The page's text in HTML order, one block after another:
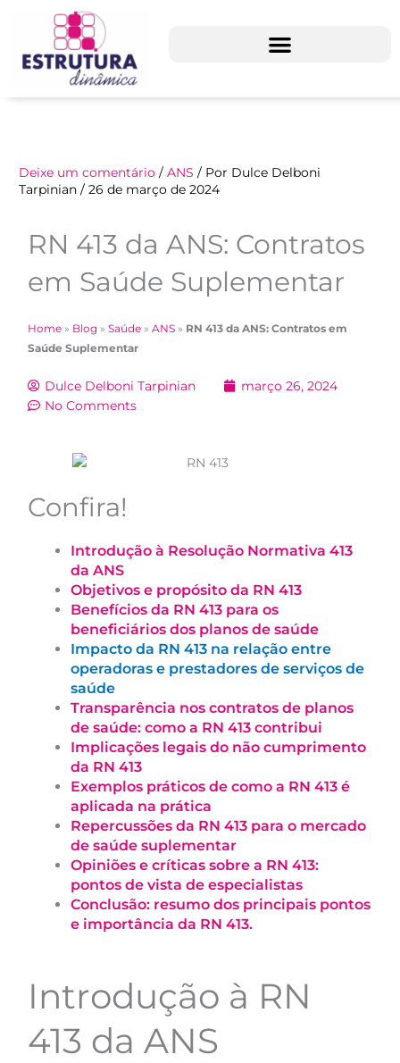
conteúdo
Deixe um comentário /ANS / Por Dulce Delboni
Tarpinian/26 de março de 2024
RN 413 da ANS: Contratos
em Saúde Suplementar
Home » Blog »Saúde »ANS » RN 413 da ANS: Contratos em
Saúde Suplementar
Dulce Delboni Tarpinian
março 26, 2024
No Comments
Confira!
Introdução à Resolução Normativa 413
da ANS
Objetivos e propósito da RN 413
Benefícios da RN 413 para os
beneficiários dos planos de saúde
Impacto da RN 413 na relação entre
operadoras e prestadores de serviços de
saúde
Transparência nos contratos de planos
de saúde: como a RN 413 contribui
Implicações legais do não cumprimento
da RN 413
Exemplos práticos de como a RN 413 é
aplicada na prática
Repercussões da RN 413 para o mercado
de saúde suplementar
Opiniões e críticas sobre a RN 413:
pontos de vista de especialistas
Conclusão: resumo dos principais pontos
e importância da RN 413.
Introdução à RN
413 da ANS